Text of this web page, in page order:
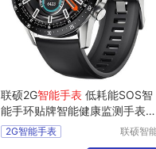
联硕2G智能手表 低耗能SOS智
能手环贴牌智能健康监测手表电
话手表
2G智能手表
联硕智